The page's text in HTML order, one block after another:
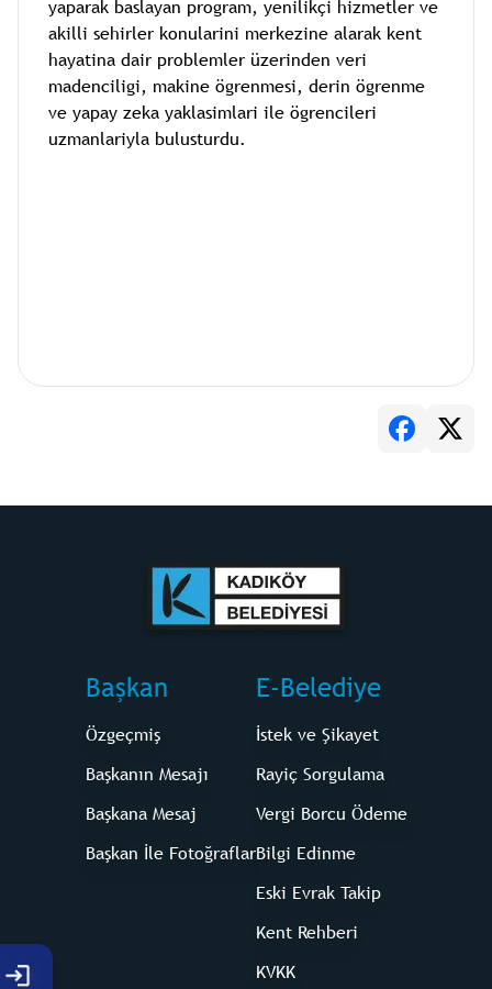
yaparak baslayan program, yenilikçi hizmetler ve
akilli sehirler konularini merkezine alarak kent
hayatina dair problemler üzerinden veri
madenciligi, makine ögrenmesi, derin ögrenme
ve yapay zeka yaklasimlari ile ögrencileri
uzmanlariyla bulusturdu.
Başkan
Özgeçmiş
Başkanın Mesajı
Başkana Mesaj
Başkan İle Fotoğraflar
E-Belediye
İstek ve Şikayet
Rayiç Sorgulama
Vergi Borcu Ödeme
Bilgi Edinme
Eski Evrak Takip
Kent Rehberi
KVKK